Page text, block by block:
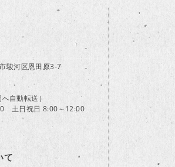
駿河区恩田原3-7
自動転送）
土日祝日 8:00～12:00
て